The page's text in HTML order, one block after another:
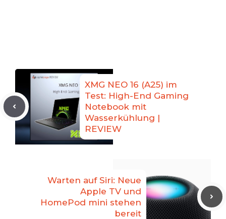
XMG NEO 16 (A25) im
Test: High-End Gaming
Notebook mit
Wasserkühlung |
REVIEW
Warten auf Siri: Neue
Apple TV und
HomePod mini stehen
bereit